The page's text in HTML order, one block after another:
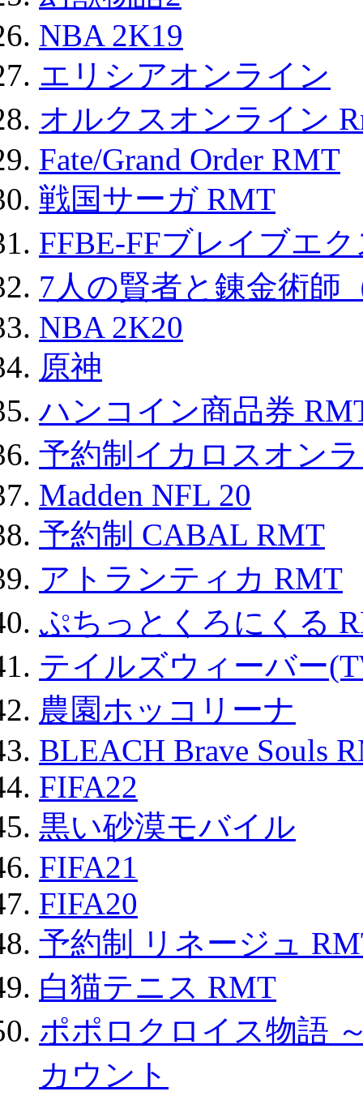
NBA 2K19
エリシアオンライン
オルクスオンライン
Fate/Grand Order RMT
戦国サーガ RMT
FFBE-FFブレイブエ
7人の賢者と錬金術師
NBA 2K20
原神
ハンコイン商品券
予約制イカロスオン
Madden NFL 20
予約制 CABAL RMT
アトランティカ RMT
ぷちっとくろにくる
テイルズウィーバー
農園ホッコリーナ
BLEACH Brave Souls
FIFA22
黒い砂漠モバイル
FIFA21
FIFA20
予約制 リネージュ
白猫テニス RMT
ポポロクロイス物語
カウント